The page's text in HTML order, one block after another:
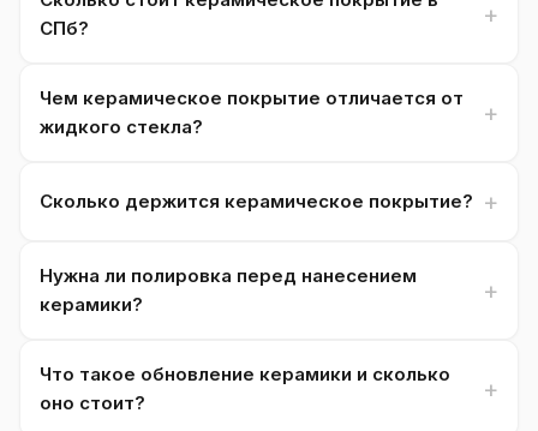
СПб?
Чем керамическое покрытие отличается от
жидкого стекла?
Сколько держится керамическое покрытие?
Нужна ли полировка перед нанесением
керамики?
Что такое обновление керамики и сколько
оно стоит?